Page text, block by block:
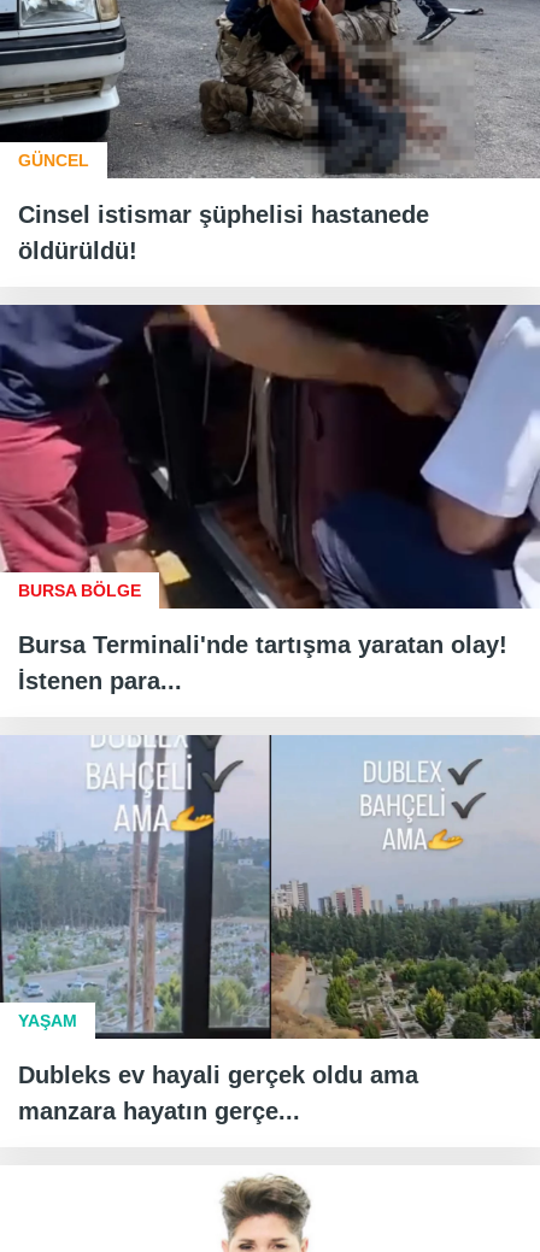
GÜNCEL
Cinsel istismar şüphelisi hastanede
öldürüldü!
BURSA BÖLGE
Bursa Terminali'nde tartışma yaratan olay!
İstenen para...
YAŞAM
Dubleks ev hayali gerçek oldu ama
manzara hayatın gerçe...